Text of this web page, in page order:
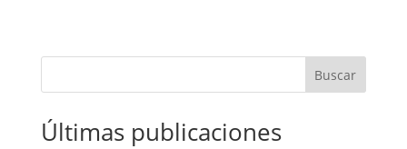
Buscar
Últimas publicaciones